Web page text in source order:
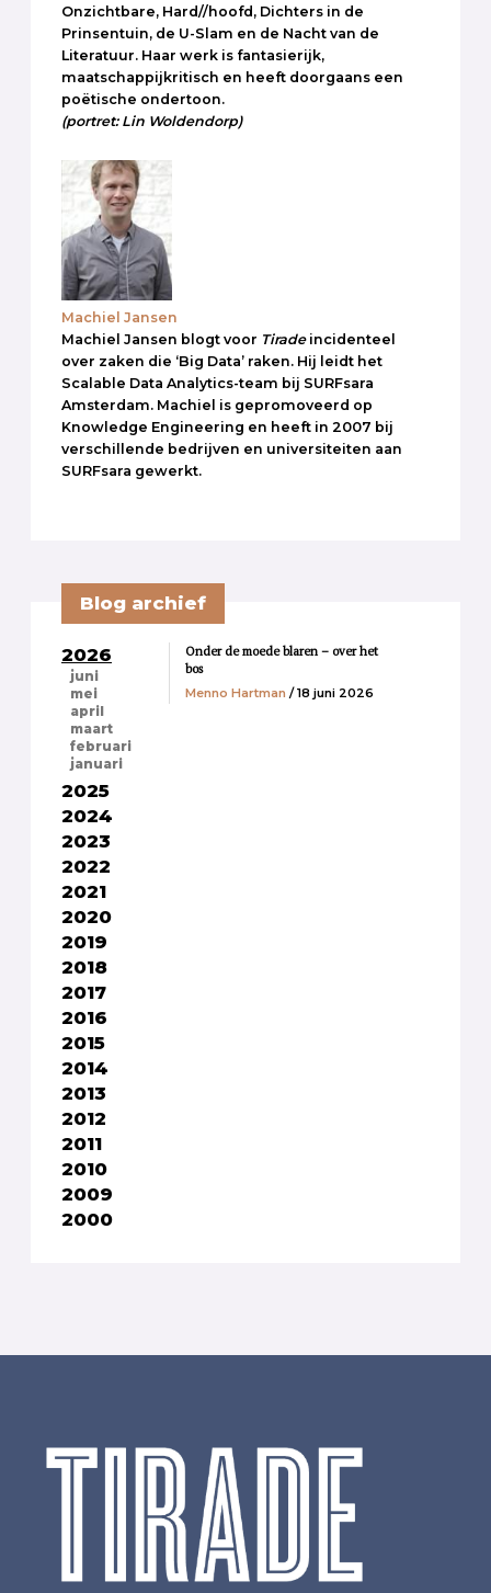
Onzichtbare, Hard//hoofd, Dichters in de
Prinsentuin, de U-Slam en de Nacht van de
Literatuur. Haar werk is fantasierijk,
maatschappijkritisch en heeft doorgaans een
poëtische ondertoon.
(portret: Lin Woldendorp)
Machiel Jansen
Machiel Jansen blogt voor Tiradeincidenteel
over zaken die ‘Big Data’ raken. Hij leidt het
Scalable Data Analytics-team bij SURFsara
Amsterdam. Machiel is gepromoveerd op
Knowledge Engineering en heeft in 2007 bij
verschillende bedrijven en universiteiten aan
SURFsara gewerkt.
Blog archief
2026
juni
mei
april
maart
februari
januari
2025
2024
2023
2022
2021
2020
2019
2018
2017
2016
2015
2014
2013
2012
2011
2010
2009
2000
Onder de moede blaren – over het
bos
Menno Hartman / 18 juni 2026